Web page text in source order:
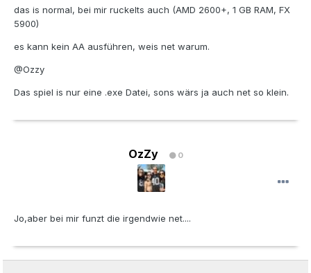
das is normal, bei mir ruckelts auch (AMD 2600+, 1 GB RAM, FX
5900)
es kann kein AA ausführen, weis net warum.
@Ozzy
Das spiel is nur eine .exe Datei, sons wärs ja auch net so klein.
OzZy 0
Jo,aber bei mir funzt die irgendwie net....